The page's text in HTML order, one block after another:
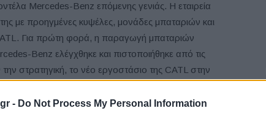
- Do Not Process My Personal Information
Mercedes-Benz επόμενης γενιάς. Η εταιρεία
της με προηγμένες κυψέλες, μονάδες μπαταριών και
Για πρώτη φορά, η παραγωγή μπαταριών
Benz ελέγχθηκε και πιστοποιήθηκε από τις
στρατηγική, το νέο εργοστάσιο της CATL στην
Benz CO2 με ουδέτερη διαδικασία.
CATL στην Ουγγαρία αποτελεί άλλο ένα